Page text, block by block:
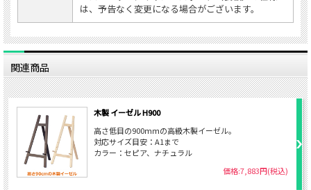
は、予告なく変更になる場合がございます。
関連商品
木製 イーゼル H900
高さ低目の900ｍｍの高級木製イーゼル。
対応サイズ目安：A1まで
カラー：セピア、ナチュラル
価格:7,883円(税込)